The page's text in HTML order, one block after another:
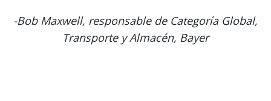
-Bob Maxwell, responsable de Categoría Global,
Transporte y Almacén, Bayer